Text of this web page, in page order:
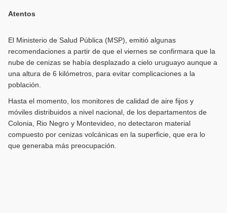
Atentos
El Ministerio de Salud Pública (MSP), emitió algunas
recomendaciones a partir de que el viernes se confirmara que la
nube de cenizas se había desplazado a cielo uruguayo aunque a
una altura de 6 kilómetros, para evitar complicaciones a la
población.
Hasta el momento, los monitores de calidad de aire fijos y
móviles distribuidos a nivel nacional, de los departamentos de
Colonia, Rio Negro y Montevideo, no detectaron material
compuesto por cenizas volcánicas en la superficie, que era lo
que generaba más preocupación.